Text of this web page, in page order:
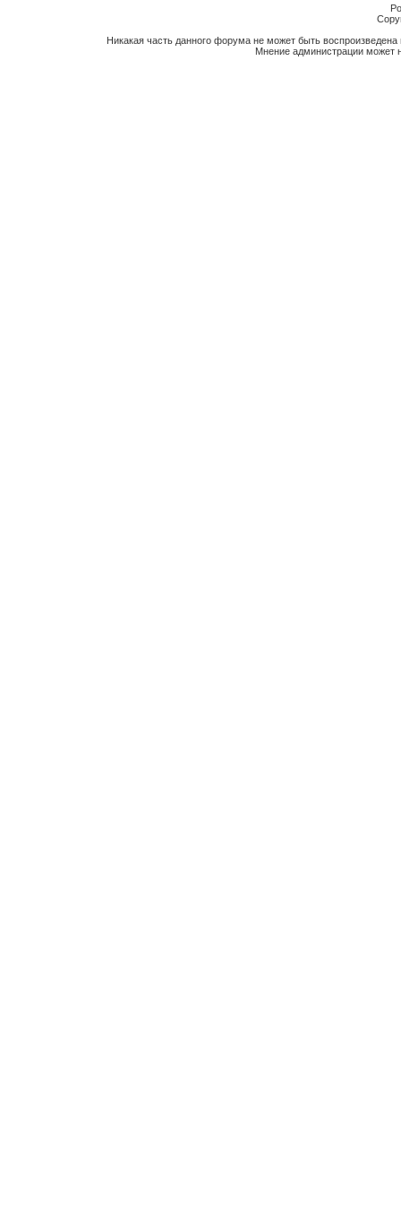
Никакая часть данного форума не может быть
Мнение администрации может